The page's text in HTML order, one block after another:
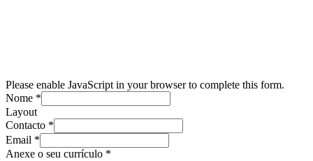
Please enable JavaScript in your browser to complete this form.
Nome *
Layout
Contacto *
Email *
Anexe o seu currículo *